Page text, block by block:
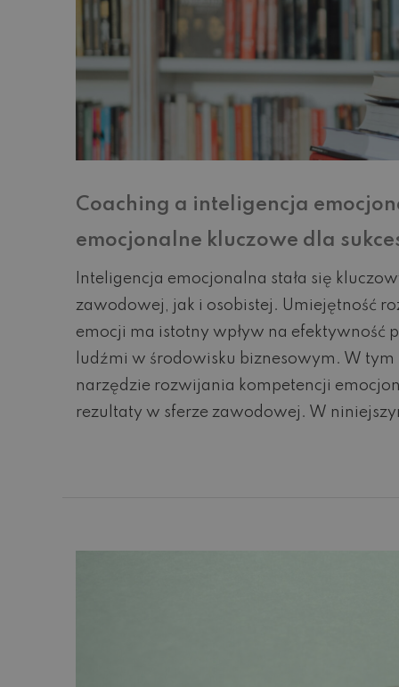
Coaching a inteligencja
emocjonalne kluczowe dla
Inteligencja emocjonalna stała się
zawodowej, jak i osobistej. Umiejętność
emocji ma istotny wpływ na efektywność
ludźmi w środowisku biznesowym. W
narzędzie rozwijania kompetencji
rezultaty w sferze zawodowej. W